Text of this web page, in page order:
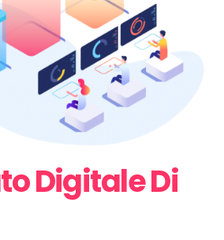
Digitale Di